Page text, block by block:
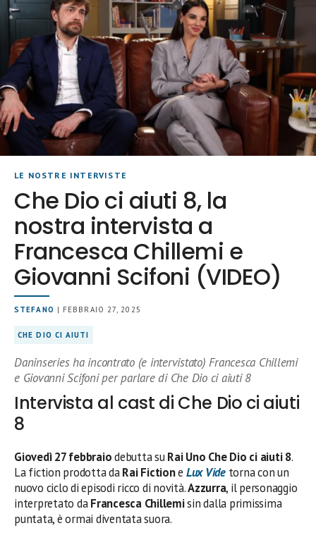
LE NOSTRE INTERVISTE
Che Dio ci aiuti 8, la
nostra intervista a
Francesca Chillemi e
Giovanni Scifoni (VIDEO)
STEFANO | FEBBRAIO 27, 2025
CHE DIO CI AIUTI
Daninseries ha incontrato (e intervistato) Francesca Chillemi
e Giovanni Scifoni per parlare di Che Dio ci aiuti 8
Intervista al cast di Che Dio ci aiuti
8
Giovedì 27 febbraiodebutta suRai Uno Che Dio ci aiuti 8.
La fiction prodotta daRai Fictione Lux Videtorna con un
nuovo ciclo di episodi ricco di novità.Azzurra, il personaggio
interpretato daFrancesca Chillemisin dalla primissima
puntata, è ormai diventata suora.